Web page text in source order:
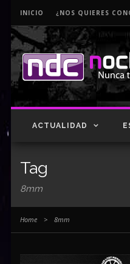
INICIO ¿NOS QUIERES
ACTUALIDAD
Tag
8mm
Home > 8mm